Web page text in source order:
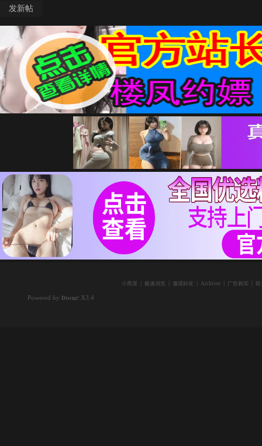
发新帖
小黑屋 极速浏览 邀请好友 Archiver 广告购买
Powered by Discuz! X3.4